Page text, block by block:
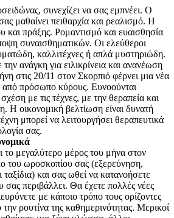
συνεχίζει να σας εμπνέει. Ο
μαθαίνει πειθαρχία και ρεαλισμό. Η
και πράξης. Ρομαντισμό και ευαισθησία
συναισθηματικών. Οι ελεύθεροι
καλλιτέχνες ή απλά μυστηριώδη.
ανάγκη για ειλικρίνεια και ανανέωση
στις 20/11 στον Σκορπιό φέρνει μια νέα
από πρόσωπο κύρους. Ευνοούνται
με τις τέχνες, με την θεραπεία και
Η οικονομική βελτίωση είναι δυνατή
μπορεί να λειτουργήσει θεραπευτικά
σας.
το μεγαλύτερο μέρος του μήνα στον
του ωροσκοπίου σας (εξερεύνηση,
και σας ωθεί να κατανοήσετε
περιβάλλει. Θα έχετε πολλές νέες
με κάποιο τρόπο τους ορίζοντες
ρουτίνα της καθημερινότητας. Μερικοί